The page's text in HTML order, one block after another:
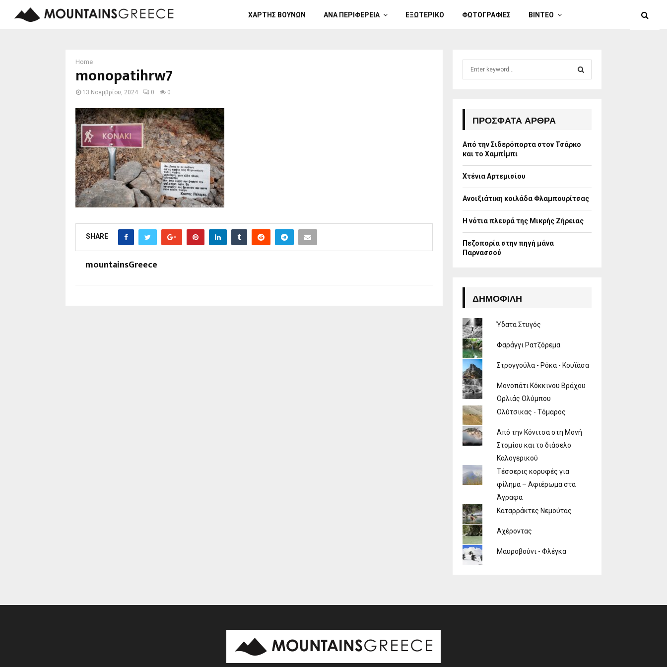
ΧΑΡΤΗΣ ΒΟΥΝΩΝ ΑΝΑ ΠΕΡΙΦΕΡΕΙΑ ΕΞΩΤΕΡΙΚΟ ΦΩΤΟΓΡΑΦΙΕΣ ΒΙΝΤΕΟ
Home
monopatihrw7
13 Νοεμβρίου, 2024 0 0
SHARE
mountainsGreece
r
:
R
H
ΠΡΌΣΦΑΤΑ ΆΡΘΡΑ
Από την Σιδερόπορτα στον Τσάρκο
και το Χαμπίμπι
Χτένια Αρτεμισίου
Ανοιξιάτικη κοιλάδα Φλαμπουρίτσας
Η νότια πλευρά της Μικρής Ζήρειας
Πεζοπορία στην πηγή μάνα
Παρνασσού
ΔΗΜΟΦΙΛΉ
Ύδατα Στυγός
Φαράγγι Ρατζόρεμα
Στρογγούλα - Ρόκα - Κουϊάσα
Μονοπάτι Κόκκινου Βράχου
Ορλιάς Ολύμπου
Ολύτσικας - Τόμαρος
Από την Κόνιτσα στη Μονή
Στομίου και το διάσελο
Καλογερικού
Τέσσερις κορυφές για
φίλημα – Αφιέρωμα στα
Άγραφα
Καταρράκτες Νεμούτας
Αχέροντας
Μαυροβούνι - Φλέγκα